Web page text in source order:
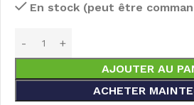
En stock (peut être
AJOUTER AU
ACHETER